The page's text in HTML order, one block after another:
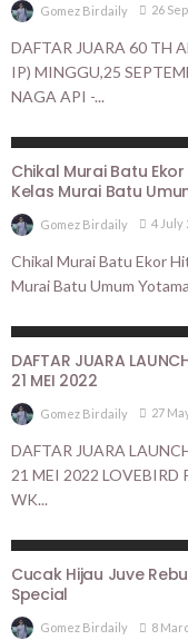
Gomez Birdaily 26
DAFTAR JUARA 60 TH
IP) MINGGU,25
NAGA API -...
Chikal Murai Batu
Kelas Murai Batu
Gomez Birdaily 4 July
Chikal Murai Batu Ekor
Murai Batu Umum
DAFTAR JUARA
21 MEI 2022
Gomez Birdaily 27
DAFTAR JUARA
21 MEI 2022 LOVEBIRD
WK...
Cucak Hijau Juve
Special
Gomez Birdaily 8